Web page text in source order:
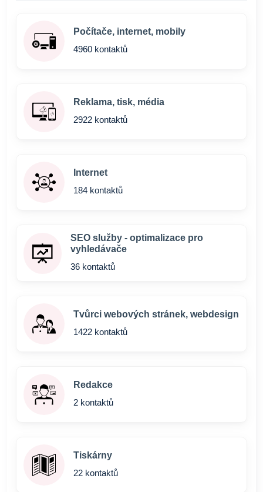
Počítače, internet, mobily
4960 kontaktů
Reklama, tisk, média
2922 kontaktů
Internet
184 kontaktů
SEO služby - optimalizace pro
vyhledávače
36 kontaktů
Tvůrci webových stránek, webdesign
1422 kontaktů
Redakce
2 kontaktů
Tiskárny
22 kontaktů